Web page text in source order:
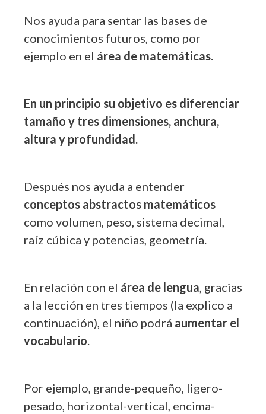
Nos ayuda para sentar las bases de
conocimientos futuros, como por
ejemplo en el área de matemáticas.
En un principio su objetivo es diferenciar
tamaño y tres dimensiones, anchura,
altura y profundidad .
Después nos ayuda a entender
conceptos abstractos matemáticos
como volumen, peso, sistema decimal,
raíz cúbica y potencias, geometría.
En relación con el área de lengua, gracias
a la lección en tres tiempos (la explico a
continuación), el niño podrá aumentar el
vocabulario.
Por ejemplo, grande-pequeño, ligero-
pesado, horizontal-vertical, encima-